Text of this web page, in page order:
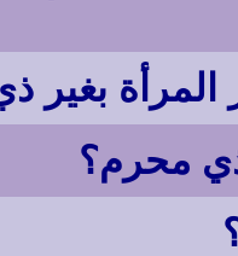
بغير
محرم؟